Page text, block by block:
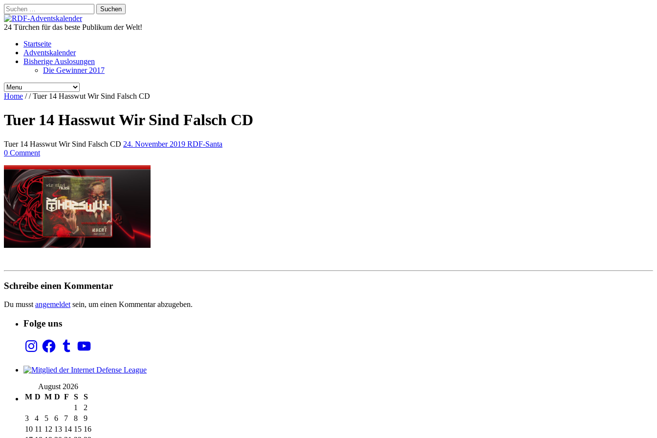
Suchen
nach:
24 Türchen für das beste Publikum der Welt!
Startseite
Adventskalender
Bisherige Auslosungen
Die Gewinner 2017
Home //Tuer 14 Hasswut Wir Sind Falsch CD
Tuer 14 Hasswut Wir Sind Falsch CD
Tuer 14 Hasswut Wir Sind Falsch CD 24. November 2019 RDF-Santa
0 Comment
Schreibe einen Kommentar
Du musst angemeldet sein, um einen Kommentar abzugeben.
Folge uns
InstagramFacebookTumblrYouTube
August 2026
M D M D F S
S
1
2
3
4 5 6 7 8
9
10 11 12 13 14 15 16